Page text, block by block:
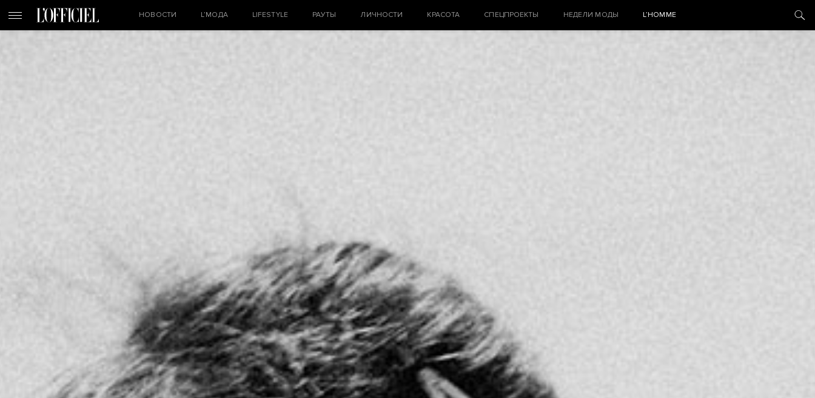
НОВОСТИ L’МОДА LIFESTYLE РАУТЫ ЛИЧНОСТИ КРАСОТА СПЕЦПРОЕКТЫ НЕДЕЛИ МОДЫ L’HOMME